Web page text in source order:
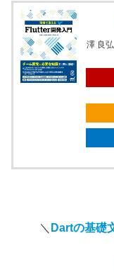
澤 良
＼ Dartの基礎